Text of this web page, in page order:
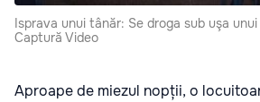
Isprava unui tânăr: Se droga sub uşa
Captură Video
Aproape de miezul nopții, o